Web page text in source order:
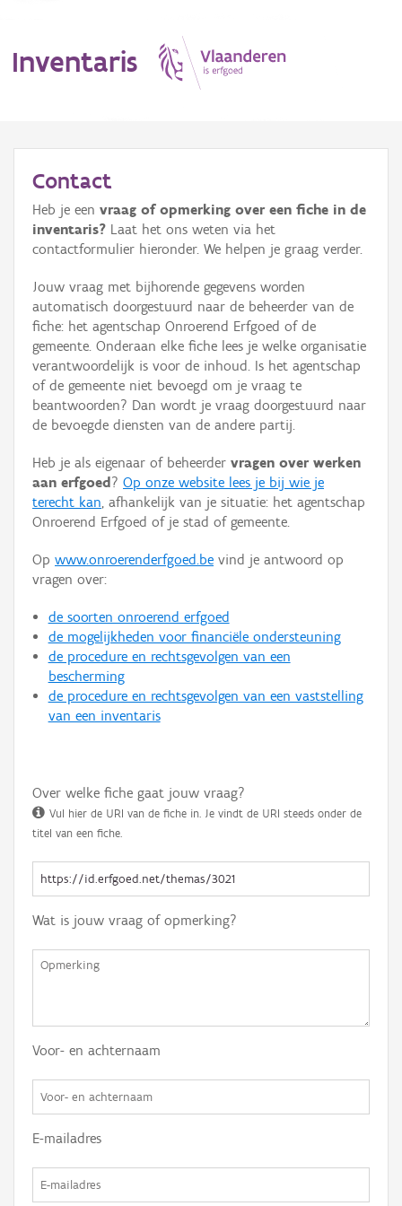
Inventaris
Erfgoedobject
Aanduidingsobject
Waarneming
Thema
Gebeurtenis
Persoon of collectief
Hergebruik
Aanmelden
Contact
Heb je een vraag of opmerking over een fiche in de
inventaris? Laat het ons weten via het
contactformulier hieronder. We helpen je graag verder.
Jouw vraag met bijhorende gegevens worden
automatisch doorgestuurd naar de beheerder van de
fiche: het agentschap Onroerend Erfgoed of de
gemeente. Onderaan elke fiche lees je welke organisatie
verantwoordelijk is voor de inhoud. Is het agentschap
of de gemeente niet bevoegd om je vraag te
beantwoorden? Dan wordt je vraag doorgestuurd naar
de bevoegde diensten van de andere partij.
Heb je als eigenaar of beheerder vragen over werken
aan erfgoed ? Op onze website lees je bij wie je
terecht kan, afhankelijk van je situatie: het agentschap
Onroerend Erfgoed of je stad of gemeente.
Op www.onroerenderfgoed.be vind je antwoord op
vragen over:
de soorten onroerend erfgoed
de mogelijkheden voor financiële ondersteuning
de procedure en rechtsgevolgen van een
bescherming
de procedure en rechtsgevolgen van een vaststelling
van een inventaris
Over welke fiche gaat jouw vraag?
Vul hier de URI van de fiche in. Je vindt de URI steeds onder de
titel van een fiche.
Wat is jouw vraag of opmerking?
Voor- en achternaam
E-mailadres